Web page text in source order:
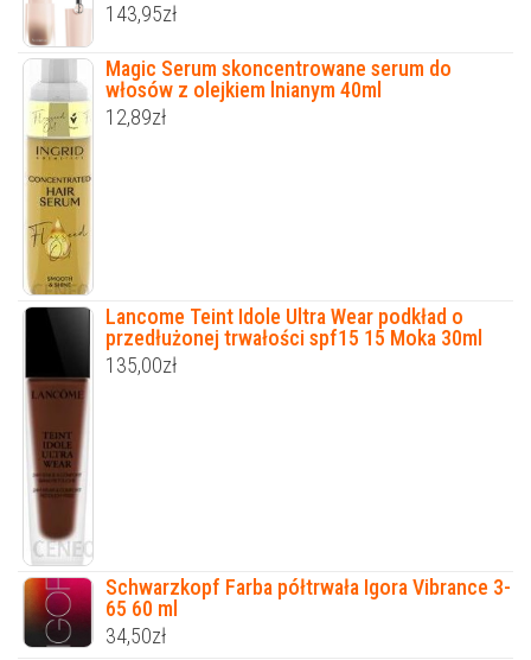
143,95zł
Magic Serum skoncentrowane serum do
włosów z olejkiem lnianym 40ml
12,89zł
Lancome Teint Idole Ultra Wear podkład o
przedłużonej trwałości spf15 15 Moka 30ml
135,00zł
Schwarzkopf Farba półtrwała Igora Vibrance 3-
65 60 ml
34,50zł